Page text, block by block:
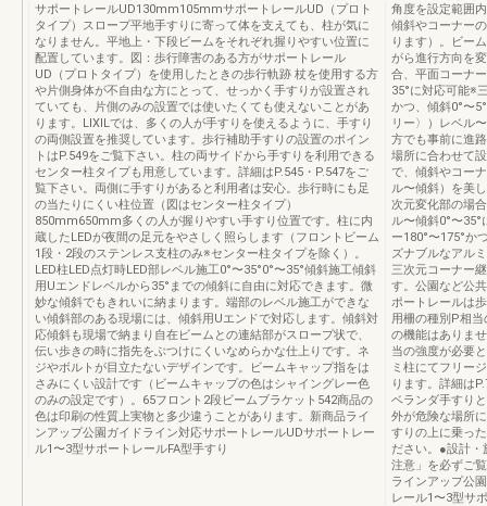
サポートレールUD130mm105mmサポートレールUD（プロト
タイプ）スロープ平地手すりに寄って体を支えても、柱が気に
なりません。平地上・下段ビームをそれぞれ握りやすい位置に
配置しています。図：歩行障害のある方がサポートレール
UD（プロトタイプ）を使用したときの歩行軌跡 杖を使用する方
や片側身体が不自由な方にとって、せっかく手すりが設置され
ていても、片側のみの設置では使いたくても使えないことがあ
ります。LIXILでは、多くの人が手すりを使えるように、手すり
の両側設置を推奨しています。歩行補助手すりの設置のポイン
トはP.549をご覧下さい。柱の両サイドから手すりを利用できる
センター柱タイプも用意しています。詳細はP.545・P.547をご
覧下さい。両側に手すりがあると利用者は安心。歩行時にも足
の当たりにくい柱位置（図はセンター柱タイプ）
850mm650mm多くの人が握りやすい手すり位置です。柱に内
蔵したLEDが夜間の足元をやさしく照らします（フロントビーム
1段・2段のステンレス支柱のみ※センター柱タイプを除く）。
LED柱LED点灯時LED部レベル施工0°〜35°0°〜35°傾斜施工傾斜
用Uエンドレベルから35°までの傾斜に自由に対応できます。微
妙な傾斜でもきれいに納まります。端部のレベル施工ができな
い傾斜部のある現場には、傾斜用Uエンドで対応します。傾斜対
応傾斜も現場で納まり自在ビームとの連結部がスロープ状で、
伝い歩きの時に指先をぶつけにくいなめらかな仕上りです。ネ
ジやボルトが目立たないデザインです。ビームキャップ指をは
さみにくい設計です（ビームキャップの色はシャイングレー色
のみの設定です）。65フロント2段ビームブラケット542商品の
色は印刷の性質上実物と多少違うことがあります。新商品ライ
ンアップ公園ガイドライン対応サポートレールUDサポートレー
ル1〜3型サポートレールFA型手すり
角度を設定範囲
傾斜やコーナー
ります）。ビー
がら進行方向を
合、平面コーナ
35°に対応可能※
かつ、傾斜0°〜
リー〉）レベル
方でも事前に進
場所に合わせて
で、傾斜やコー
ル〜傾斜）を美
次元変化部の場
ル〜傾斜0°〜
ー180°〜175°か
ズナブルなアル
三次元コーナー
す。公園など公
ポートレールは
用柵の種別P相
の機能はありま
当の強度が必要
ミ柱にてフリー
ります。詳細は
ベランダ手すり
外が危険な場所
すりの上に乗っ
ださい。●設計・
注意」を必ずご
ラインアップ公
レール1〜3型サ